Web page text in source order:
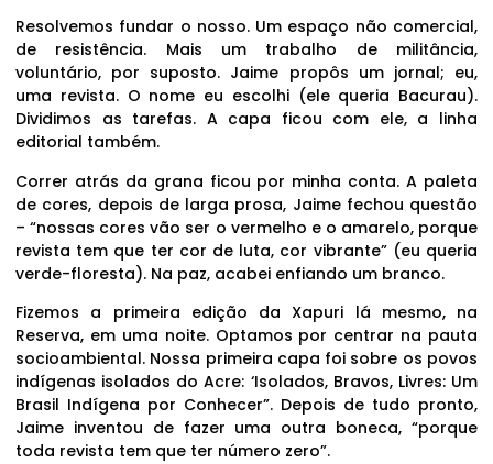
Resolvemos fundar o nosso. Um espaço não comercial,
de resistência. Mais um trabalho de militância,
voluntário, por suposto. Jaime propôs um jornal; eu,
uma revista. O nome eu escolhi (ele queria Bacurau).
Dividimos as tarefas. A capa ficou com ele, a linha
editorial também.
Correr atrás da grana ficou por minha conta. A paleta
de cores, depois de larga prosa, Jaime fechou questão
– “nossas cores vão ser o vermelho e o amarelo, porque
revista tem que ter cor de luta, cor vibrante” (eu queria
verde-floresta). Na paz, acabei enfiando um branco.
Fizemos a primeira edição da Xapuri lá mesmo, na
Reserva, em uma noite. Optamos por centrar na pauta
socioambiental. Nossa primeira capa foi sobre os povos
indígenas isolados do Acre: ‘Isolados, Bravos, Livres: Um
Brasil Indígena por Conhecer”. Depois de tudo pronto,
Jaime inventou de fazer uma outra boneca, “porque
toda revista tem que ter número zero”.